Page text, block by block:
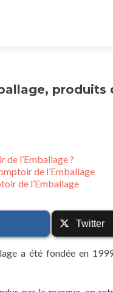
de l’Emballage ?
de l’Emballage
de l’Emballage
Twitter
a été fondée en